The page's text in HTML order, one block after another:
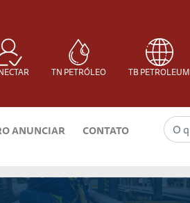
TN PETRÓLEO TB PETROLEUM
ANUNCIAR CONTATO